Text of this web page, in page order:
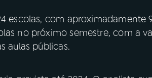
escolas, com aproximadamente
no próximo semestre, com a
aulas públicas.